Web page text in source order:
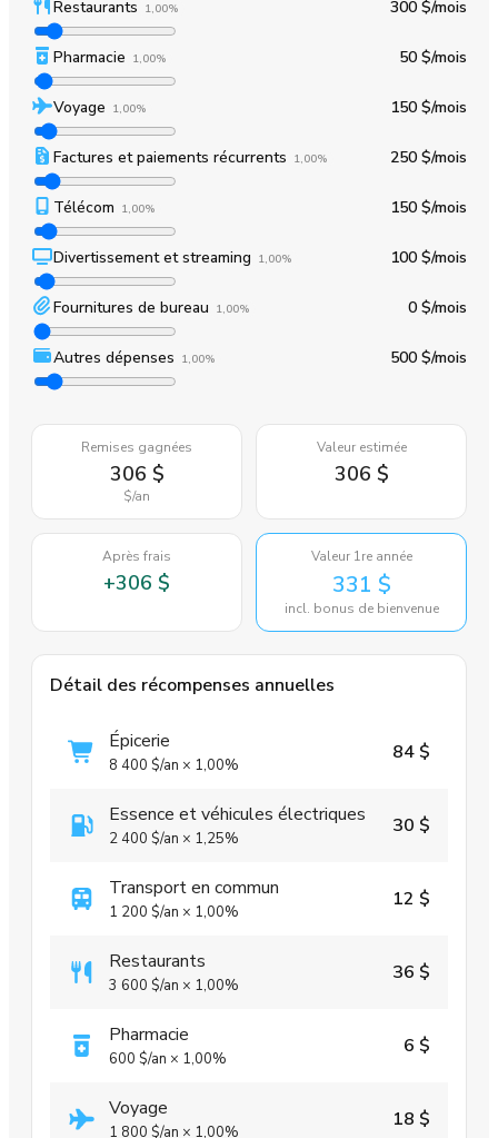
Restaurants 1,00% 300 $/mois
Pharmacie 1,00% 50 $/mois
Voyage 1,00% 150 $/mois
Factures et paiements récurrents 1,00% 250 $/mois
Télécom 1,00% 150 $/mois
Divertissement et streaming 1,00% 100 $/mois
Fournitures de bureau 1,00% 0 $/mois
Autres dépenses 1,00% 500 $/mois
Remises gagnées
306 $
$/an
Valeur estimée
306 $
Après frais
+306 $
Valeur 1re année
331 $
incl. bonus de bienvenue
Détail des récompenses annuelles
Épicerie
8 400 $/an × 1,00%
84 $
Essence et véhicules électriques
2 400 $/an × 1,25%
30 $
Transport en commun
1 200 $/an × 1,00%
12 $
Restaurants
3 600 $/an × 1,00%
36 $
Pharmacie
600 $/an × 1,00%
6 $
Voyage
1 800 $/an × 1,00%
18 $